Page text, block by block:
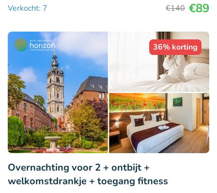
Verkocht: 7
€140 €89
36% korting
Overnachting voor 2 + ontbijt +
welkomstdrankje + toegang fitness